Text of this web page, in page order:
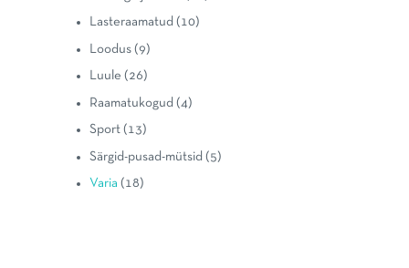
Lasteraamatud (10)
Loodus (9)
Luule (26)
Raamatukogud (4)
Sport (13)
Särgid-pusad-mütsid (5)
Varia (18)